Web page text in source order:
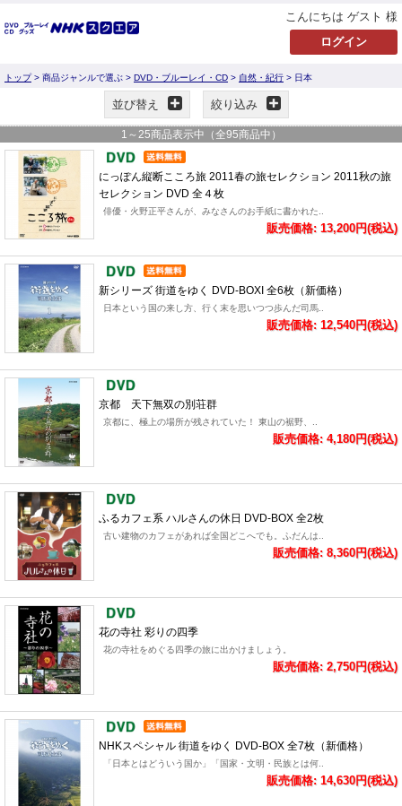
こんにちは ゲスト 様
トップ> 商品ジャンルで選ぶ > DVD・ブルーレイ・CD > 自然・紀行 > 日本
並び替え 絞り込み
1 ～ 25商品表示中（全95商品中）
にっぽん縦断こころ旅 2011春の旅セレクション 2011秋の旅
セレクション DVD 全４枚
俳優・火野正平さんが、みなさんのお手紙に書かれた..
販売価格: 13,200円(税込)
新シリーズ 街道をゆく DVD-BOXI 全6枚（新価格）
日本という国の来し方、行く末を思いつつ歩んだ司馬..
販売価格: 12,540円(税込)
京都 天下無双の別荘群
京都に、極上の場所が残されていた！ 東山の裾野、..
販売価格: 4,180円(税込)
ふるカフェ系 ハルさんの休日 DVD-BOX 全2枚
古い建物のカフェがあれば全国どこへでも。ふだんは..
販売価格: 8,360円(税込)
花の寺社 彩りの四季
花の寺社をめぐる四季の旅に出かけましょう。
販売価格: 2,750円(税込)
NHKスペシャル 街道をゆく DVD-BOX 全7枚（新価格）
「日本とはどういう国か」「国家・文明・民族とは何..
販売価格: 14,630円(税込)